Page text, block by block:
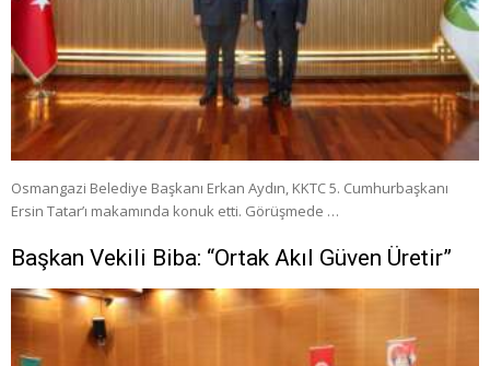
Osmangazi Belediye Başkanı Erkan Aydın, KKTC 5. Cumhurbaşkanı
Ersin Tatar’ı makamında konuk etti. Görüşmede …
Başkan Vekili Biba: “Ortak Akıl Güven Üretir”